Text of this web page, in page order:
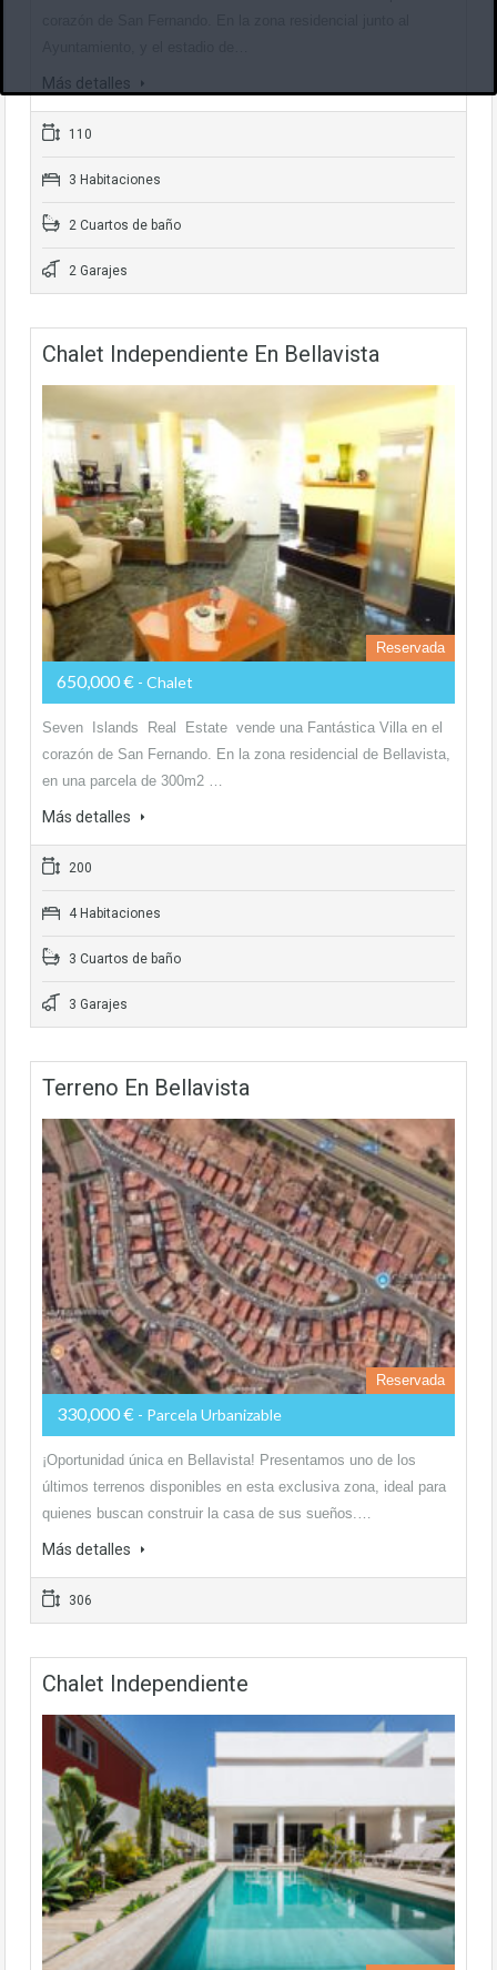
Más detalles
110
3 Habitaciones
2 Cuartos de baño
2 Garajes
Chalet Independiente En Bellavista
Reservada
650,000 € - Chalet
Seven Islands Real Estate vende una Fantástica Villa en el
corazón de San Fernando. En la zona residencial de Bellavista,
en una parcela de 300m2 …
Más detalles
200
4 Habitaciones
3 Cuartos de baño
3 Garajes
Terreno En Bellavista
Reservada
330,000 € - Parcela Urbanizable
¡Oportunidad única en Bellavista! Presentamos uno de los
últimos terrenos disponibles en esta exclusiva zona, ideal para
quienes buscan construir la casa de sus sueños.…
Más detalles
306
Chalet Independiente